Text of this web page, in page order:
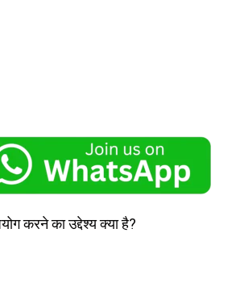
करने का उद्देश्य क्या है?